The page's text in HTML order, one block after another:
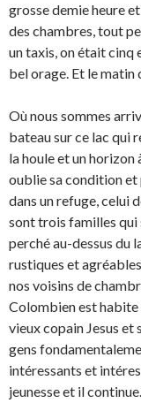
grosse demie heure
des chambres, tout
un taxis, on était cinq
bel orage. Et le matin
Où nous sommes
bateau sur ce lac qui
la houle et un horizon
oublie sa condition et
dans un refuge, celui
sont trois familles
perché au-dessus du
rustiques et
nos voisins de
Colombien est habite
vieux copain Jesus et
gens
intéressants et
jeunesse et il